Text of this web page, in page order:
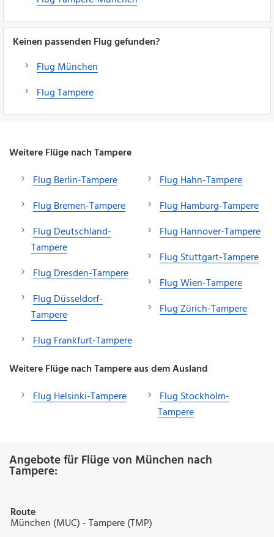
Keinen passenden Flug gefunden?
Flug München
Flug Tampere
Weitere Flüge nach Tampere
Flug Berlin-Tampere
Flug Bremen-Tampere
Flug Deutschland-
Tampere
Flug Dresden-Tampere
Flug Düsseldorf-
Tampere
Flug Frankfurt-Tampere
Flug Hahn-Tampere
Flug Hamburg-Tampere
Flug Hannover-Tampere
Flug Stuttgart-Tampere
Flug Wien-Tampere
Flug Zürich-Tampere
Weitere Flüge nach Tampere aus dem Ausland
Flug Helsinki-Tampere
Flug Stockholm-
Tampere
Angebote für Flüge von München nach
Tampere:
Route
München (MUC) - Tampere (TMP)